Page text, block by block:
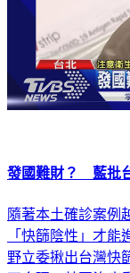
發國難財？ 藍批
隨著本土確診案例
「快篩陰性」才
野立委揪出台灣快